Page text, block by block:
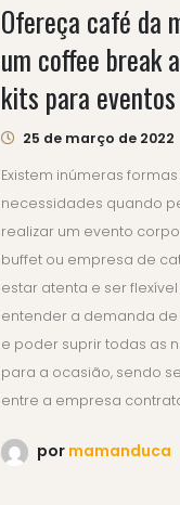
Ofereça café da
um coffee break
kits para eventos
25 de março de 2022
Existem inúmeras formas
necessidades quando
realizar um evento
buffet ou empresa de
estar atenta e ser
entender a demanda
e poder suprir todas as
para a ocasião, sendo
entre a empresa
por mamanduca